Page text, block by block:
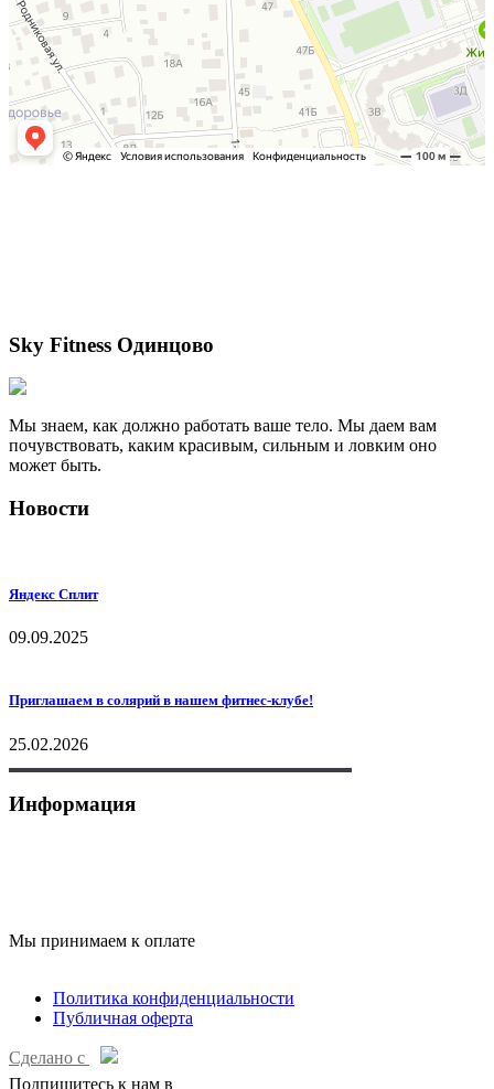
Sky Fitness Одинцово
Мы знаем, как должно работать ваше тело. Мы даем вам
почувствовать, каким красивым, сильным и ловким оно
может быть.
Новости
Яндекс Сплит
09.09.2025
Приглашаем в солярий в нашем фитнес-клубе!
25.02.2026
Информация
Мы принимаем к оплате
Политика конфиденциальности
Публичная оферта
Сделано с
Подпишитесь к нам в